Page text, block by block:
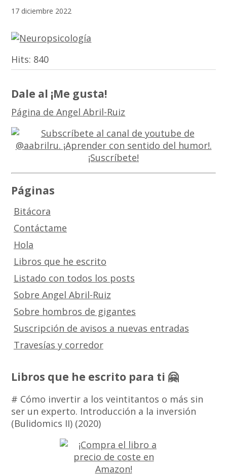
17 diciembre 2022
Hits: 840
Dale al ¡Me gusta!
Página de Angel Abril-Ruiz
Páginas
Bitácora
Contáctame
Hola
Libros que he escrito
Listado con todos los posts
Sobre Angel Abril-Ruiz
Sobre hombros de gigantes
Suscripción de avisos a nuevas entradas
Travesías y corredor
Libros que he escrito para ti 🤗
# Cómo invertir a los veintitantos o más sin
ser un experto. Introducción a la inversión
(Bulidomics II) (2020)